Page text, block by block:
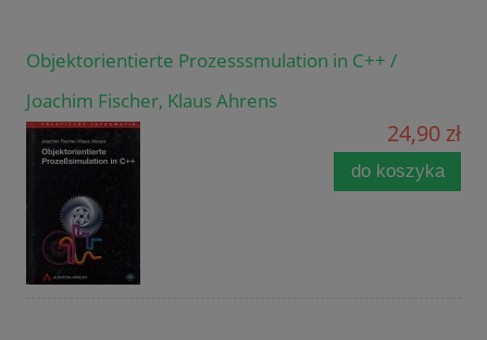
Objektorientierte Prozesssmulation in C++ /
Joachim Fischer, Klaus Ahrens
24,90 zł
do koszyka